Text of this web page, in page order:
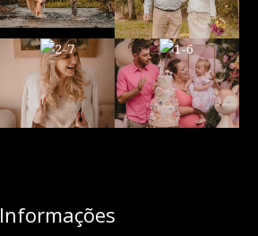
Informações